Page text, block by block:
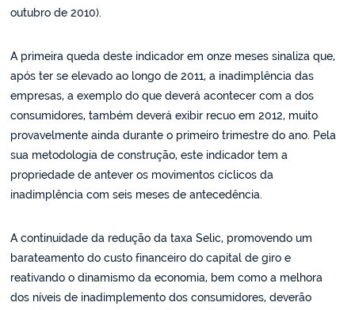
outubro de 2010).
A primeira queda deste indicador em onze meses sinaliza que,
após ter se elevado ao longo de 2011, a inadimplência das
empresas, a exemplo do que deverá acontecer com a dos
consumidores, também deverá exibir recuo em 2012, muito
provavelmente ainda durante o primeiro trimestre do ano. Pela
sua metodologia de construção, este indicador tem a
propriedade de antever os movimentos cíclicos da
inadimplência com seis meses de antecedência.
A continuidade da redução da taxa Selic, promovendo um
barateamento do custo financeiro do capital de giro e
reativando o dinamismo da economia, bem como a melhora
dos níveis de inadimplemento dos consumidores, deverão